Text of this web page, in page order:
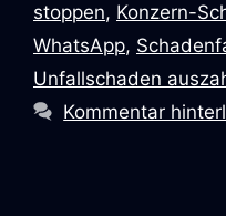
stoppen, Konzern-
WhatsApp,
Unfallschaden
Kommentar